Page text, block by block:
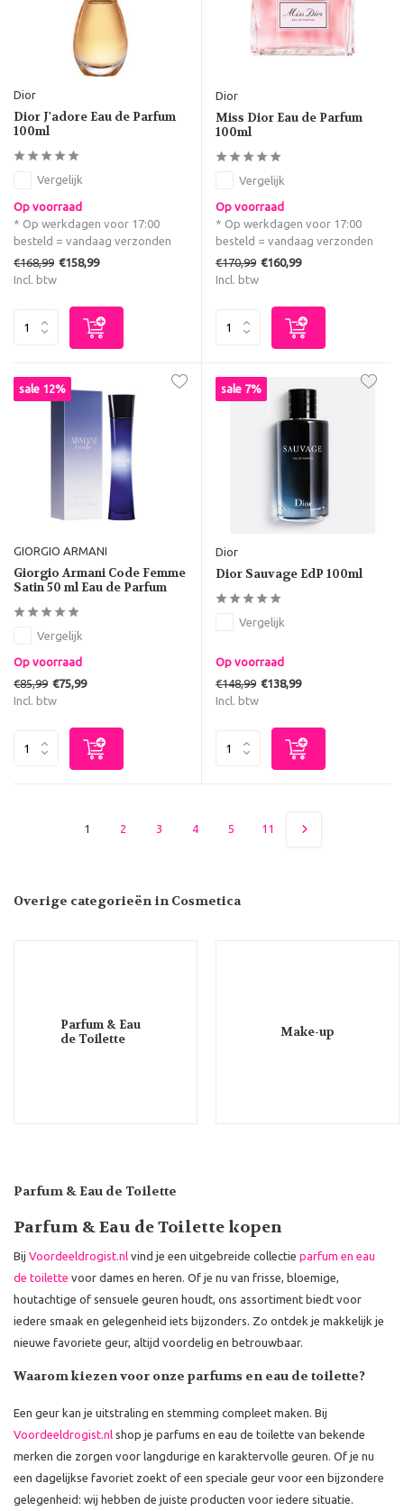
Dior
Dior J'adore Eau de Parfum
100ml
Vergelijk
Op voorraad
* Op werkdagen voor 17:00
besteld = vandaag verzonden
€168,99 €158,99
Incl. btw
Dior
Miss Dior Eau de Parfum
100ml
Vergelijk
Op voorraad
* Op werkdagen voor 17:00
besteld = vandaag verzonden
€170,99 €160,99
Incl. btw
sale 12%
GIORGIO ARMANI
Giorgio Armani Code Femme
Satin 50 ml Eau de Parfum
Vergelijk
Op voorraad
€85,99 €75,99
Incl. btw
sale 7%
Dior
Dior Sauvage EdP 100ml
Vergelijk
Op voorraad
€148,99 €138,99
Incl. btw
1 2 3 4 5 11
Overige categorieën in Cosmetica
Parfum & Eau
de Toilette
Make-up
Parfum & Eau de Toilette
Parfum & Eau de Toilette kopen
Bij Voordeeldrogist.nl vind je een uitgebreide collectie parfum en eau
de toilette voor dames en heren. Of je nu van frisse, bloemige,
houtachtige of sensuele geuren houdt, ons assortiment biedt voor
iedere smaak en gelegenheid iets bijzonders. Zo ontdek je makkelijk je
nieuwe favoriete geur, altijd voordelig en betrouwbaar.
Waarom kiezen voor onze parfums en eau de toilette?
Een geur kan je uitstraling en stemming compleet maken. Bij
Voordeeldrogist.nl shop je parfums en eau de toilette van bekende
merken die zorgen voor langdurige en karaktervolle geuren. Of je nu
een dagelijkse favoriet zoekt of een speciale geur voor een bijzondere
gelegenheid: wij hebben de juiste producten voor iedere situatie.